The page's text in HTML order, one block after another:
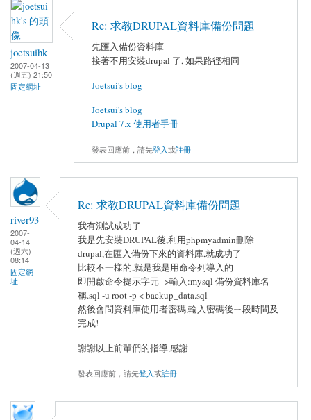
joetsuihk
2007-04-13
(週五) 21:50
固定網址
Re: 求教DRUPAL資料庫備份問題
先匯入備份資料庫
接著不用安裝drupal 了, 如果路徑相同
Joetsui's blog
Joetsui's blog
Drupal 7.x 使用者手冊
發表回應前，請先登入或註冊
river93
2007-
04-14
(週六)
08:14
固定網
址
Re: 求教DRUPAL資料庫備份問題
我有測試成功了
我是先安裝DRUPAL後,利用phpmyadmin刪除
drupal,在匯入備份下來的資料庫,就成功了
比較不一樣的,就是我是用命令列導入的
即開啟命令提示字元-->輸入:mysql 備份資料庫名
稱.sql -u root -p < backup_data.sql
然後會問資料庫使用者密碼,輸入密碼後ㄧ段時間及
完成!
謝謝以上前輩們的指導,感謝
發表回應前，請先登入或註冊